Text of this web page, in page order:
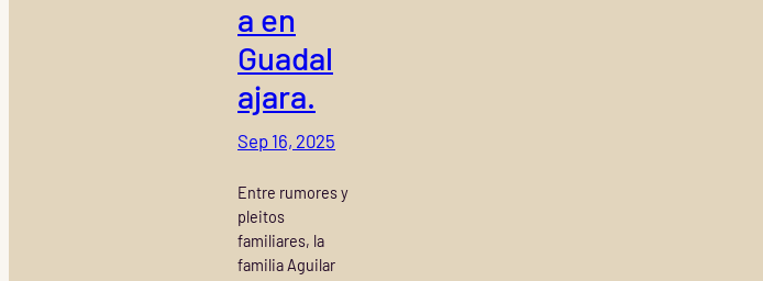
a en
Guadal
ajara.
Sep 16, 2025
Entre rumores y
pleitos
familiares, la
familia Aguilar